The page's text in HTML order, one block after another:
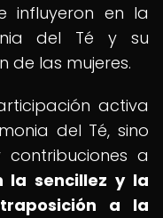
influyeron en la
del Té y su
de las mujeres.
activa
del Té, sino
a
la sencillez y la
a la